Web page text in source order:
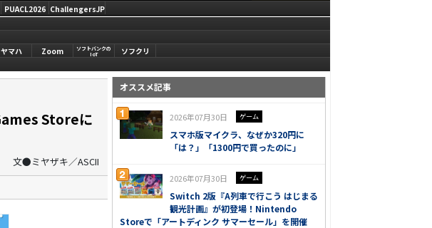
PUACL2026 ChallengersJP
ヤマハ Zoom
ソフトバンクの
IoT
ソフクリ
Storeに
文●ミヤザキ／ASCII
オススメ記事
2026年07月30日 ゲーム
スマホ版マイクラ、なぜか320円に
「は？」「1300円で買ったのに」
2026年07月30日 ゲーム
Switch 2版『A列車で行こう はじまる
観光計画』が初登場！Nintendo
Storeで「アートディンク サマーセール」を開催